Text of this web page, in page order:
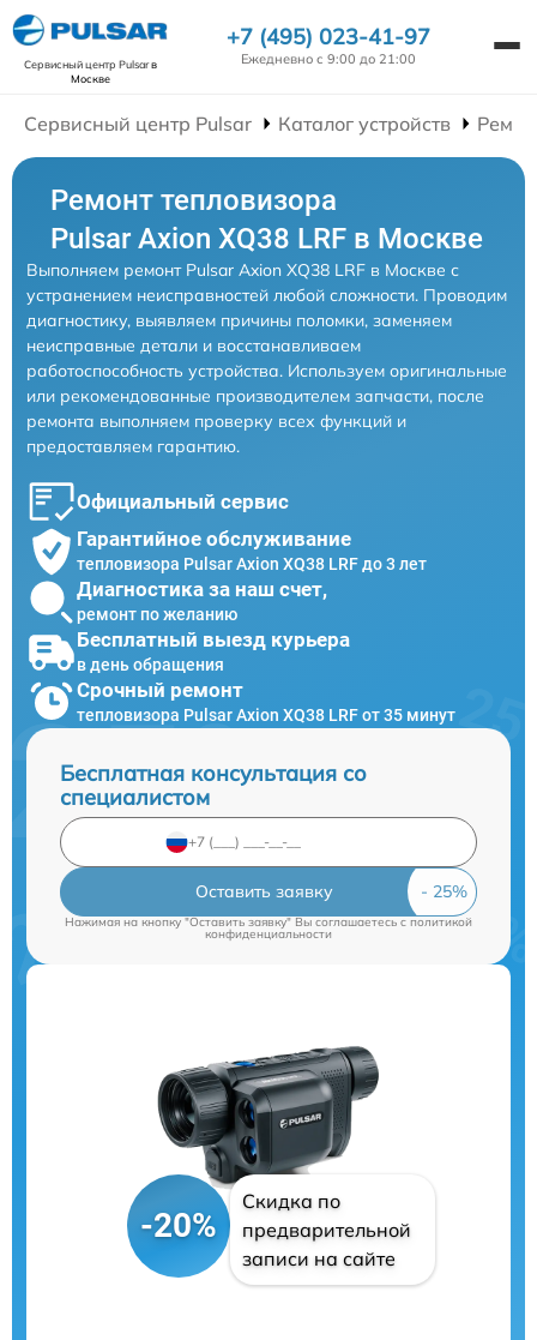
Сервисный центр Pulsarв
Москве
+7 (495) 023-41-97
Ежедневно с 9:00 до 21:00
Сервисный центр Pulsar Каталог устройств
Ремонт тепловизора
Pulsar Axion XQ38 LRF в Москве
Выполняем ремонт Pulsar Axion XQ38 LRF в Москве с
устранением неисправностей любой сложности. Проводим
диагностику, выявляем причины поломки, заменяем
неисправные детали и восстанавливаем
работоспособность устройства. Используем оригинальные
или рекомендованные производителем запчасти, после
ремонта выполняем проверку всех функций и
предоставляем гарантию.
Официальный сервис
Гарантийное обслуживание
тепловизора Pulsar Axion XQ38 LRF до 3 лет
Диагностика за наш счет,
ремонт по желанию
Бесплатный выезд курьера
в день обращения
Срочный ремонт
тепловизора Pulsar Axion XQ38 LRF от 35 минут
Бесплатная консультация со
специалистом
Оставить заявку
Нажимая на кнопку "Оставить заявку" Вы соглашаетесь cполитикой
конфиденциальности
-20%
Скидка по
предварительной
записи на сайте